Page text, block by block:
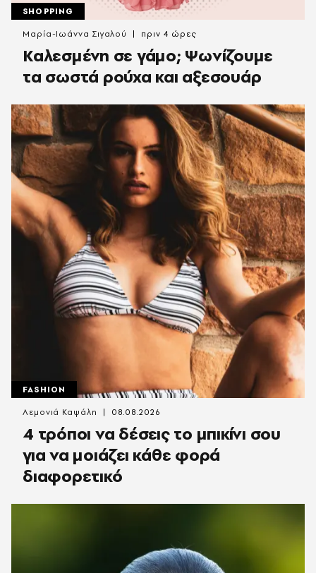
SHOPPING
Καλεσμένη σε γάμο; Ψωνίζουμε
τα σωστά ρούχα και αξεσουάρ
Μαρία-Ιωάννα Σιγαλού πριν 4 ώρες
FASHION
4 τρόποι να δέσεις το μπικίνι σου
για να μοιάζει κάθε φορά
διαφορετικό
Λεμονιά Καψάλη 08.08.2026